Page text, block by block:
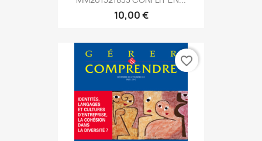
10,00 €
favorite_border